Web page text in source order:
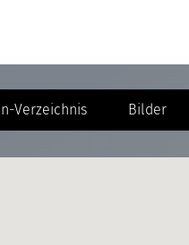
Verzeichnis Bilder